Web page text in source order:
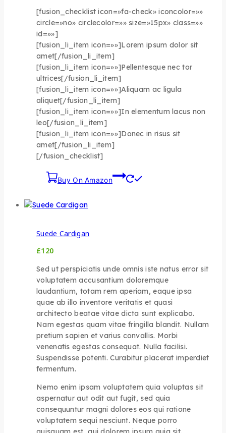
[fusion_checklist icon=»fa-check» iconcolor=»»
circle=»no» circlecolor=»» size=»15px» class=»»
id=»»]
[fusion_li_item icon=»»]Lorem ipsum dolor sit
amet[/fusion_li_item]
[fusion_li_item icon=»»]Pellentesque nec tor
ultrices[/fusion_li_item]
[fusion_li_item icon=»»]Aliquam ac ligula
aliquet[/fusion_li_item]
[fusion_li_item icon=»»]In elementum lacus non
leo[/fusion_li_item]
[fusion_li_item icon=»»]Donec in risus sit
amet[/fusion_li_item]
[/fusion_checklist]
Buy On Amazon
Suede Cardigan
£120
Sed ut perspiciatis unde omnis iste natus error sit
voluptatem accusantium doloremque
laudantium, totam rem aperiam, eaque ipsa
quae ab illo inventore veritatis et quasi
architecto beatae vitae dicta sunt explicabo.
Nam egestas quam vitae fringilla blandit. Nullam
pretium sapien et varius convallis. Morbi
venenatis egestas consequat. Nulla facilisi.
Suspendisse potenti. Curabitur placerat imperdiet
fermentum.
Nemo enim ipsam voluptatem quia voluptas sit
aspernatur aut odit aut fugit, sed quia
consequuntur magni dolores eos qui ratione
voluptatem sequi nesciunt. Neque porro